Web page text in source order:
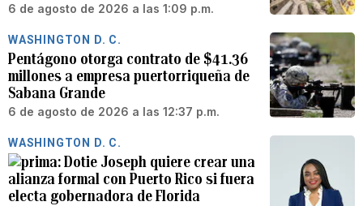
6 de agosto de 2026 a las 1:09 p.m.
WASHINGTON D. C.
Pentágono otorga contrato de $41.36
millones a empresa puertorriqueña de
Sabana Grande
6 de agosto de 2026 a las 12:37 p.m.
WASHINGTON D. C.
Dotie Joseph quiere crear una
alianza formal con Puerto Rico si fuera
electa gobernadora de Florida